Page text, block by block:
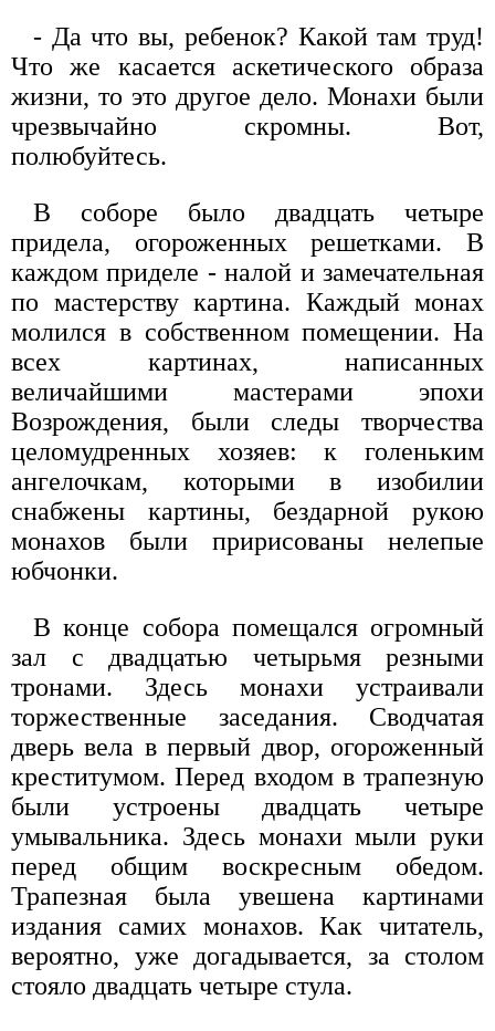
- Да что вы, ребенок? Какой там труд!
Что же касается аскетического образа
жизни, то это другое дело. Монахи были
чрезвычайно скромны. Вот,
полюбуйтесь.
В соборе было двадцать четыре
придела, огороженных решетками. В
каждом приделе - налой и замечательная
по мастерству картина. Каждый монах
молился в собственном помещении. На
всех картинах, написанных
величайшими мастерами эпохи
Возрождения, были следы творчества
целомудренных хозяев: к голеньким
ангелочкам, которыми в изобилии
снабжены картины, бездарной рукою
монахов были пририсованы нелепые
юбчонки.
В конце собора помещался огромный
зал с двадцатью четырьмя резными
тронами. Здесь монахи устраивали
торжественные заседания. Сводчатая
дверь вела в первый двор, огороженный
креститумом. Перед входом в трапезную
были устроены двадцать четыре
умывальника. Здесь монахи мыли руки
перед общим воскресным обедом.
Трапезная была увешена картинами
издания самих монахов. Как читатель,
вероятно, уже догадывается, за столом
стояло двадцать четыре стула.